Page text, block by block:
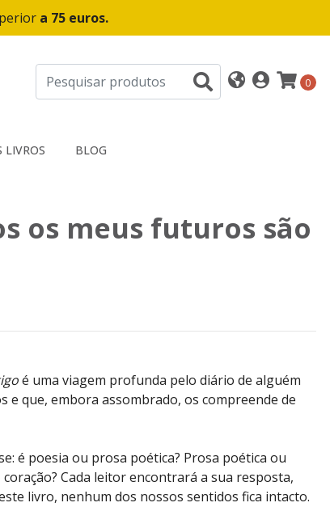
a 75 euros.
0
LIVROS BLOG
os meus futuros são
é uma viagem profunda pelo diário de alguém
e que, embora assombrado, os compreende de
é poesia ou prosa poética? Prosa poética ou
Cada leitor encontrará a sua resposta,
livro, nenhum dos nossos sentidos fica intacto.